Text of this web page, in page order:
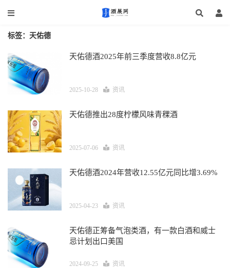
标签：天佑德
天佑德酒2025年前三季度营收8.8亿元
2025-10-28 资讯
天佑德推出28度柠檬风味青稞酒
2025-07-06 资讯
天佑德酒2024年营收12.55亿元同比增3.69%
2025-04-23 资讯
天佑德正筹备气泡类酒，有一款白酒和威士
忌计划出口美国
2024-09-25 资讯